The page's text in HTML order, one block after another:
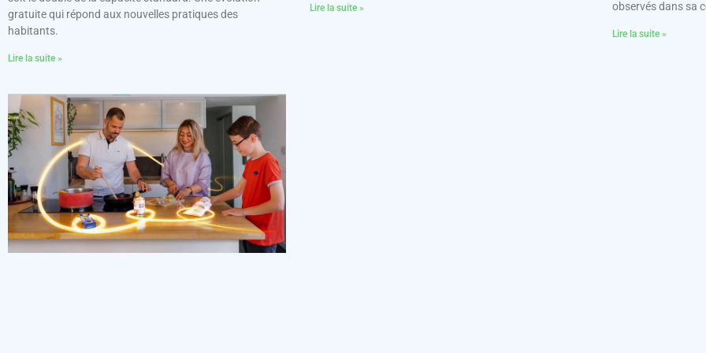
gratuite qui répond aux nouvelles pratiques des
habitants.
Lire la suite »
Lire la suite »
observés dans sa
Lire la suite »